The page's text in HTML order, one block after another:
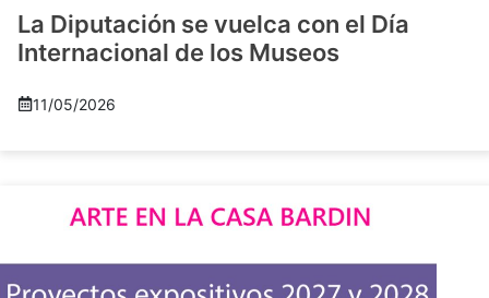
La Diputación se vuelca con el Día
Internacional de los Museos
11/05/2026